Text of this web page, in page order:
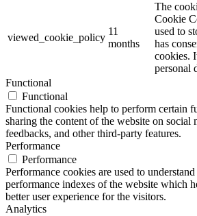
viewed_cookie_policy
11
months
The
Cookie
used to
has
cookies.
personal
Functional
Functional
Functional cookies help to perform certain
sharing the content of the website on social
feedbacks, and other third-party features.
Performance
Performance
Performance cookies are used to
performance indexes of the website which
better user experience for the visitors.
Analytics